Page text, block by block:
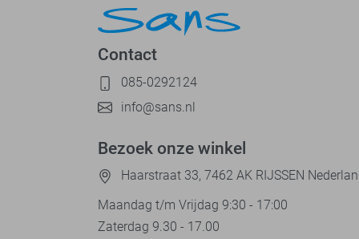
Contact
085-0292124
info@sans.nl
Bezoek onze winkel
Haarstraat 33, 7462 AK RIJSSEN
Maandag t/m Vrijdag 9:30 - 17:00
Zaterdag 9.30 - 17.00